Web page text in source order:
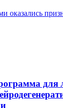
оказались
для